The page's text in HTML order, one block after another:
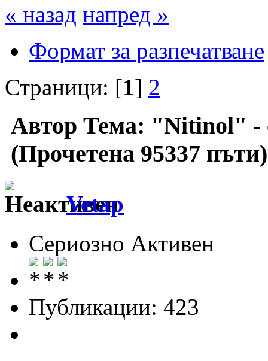
« назад напред »
Формат за разпечатване
Страници: [1] 2
Автор Тема: "Nitinol" -
(Прочетена 95337 пъти)
Vetap
Сериозно Активен
Публикации: 423